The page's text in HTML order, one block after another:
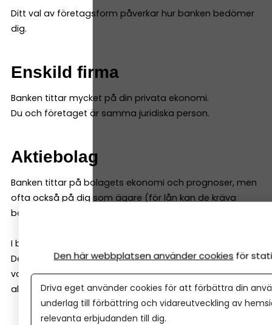
Ditt val av företagsform påverkar hur banken bedömer
dig.
Enskild firma
Banken tittar mycket på din privata ekonomi.
Du och företaget är samma juridiska person.
Aktiebolag
Banken tittar på bolagets ekonomi och prognoser, men
ofta också på dig som ägare (för lån kan de kräva
borgen och andra säkerheter).
I båda fallen gör banken en riskbedömning.
Det är normalt – och inget personligt. Därför kan det
vara smart att jämföra fler banker, för att få fler
alternativ.
Den här webbplatsen använder cookies för
Driva eget använder cookies för att förbättra din
underlag till förbättring och vidareutveckling av
relevanta erbjudanden till dig.